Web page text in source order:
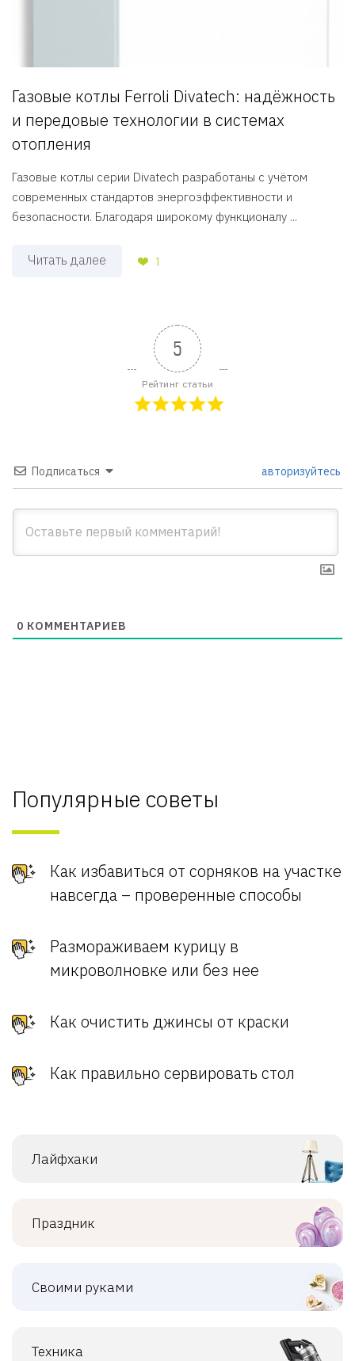
Газовые котлы Ferroli Divatech: надёжность
и передовые технологии в системах
отопления
Газовые котлы серии Divatech разработаны с учётом
современных стандартов энергоэффективности и
безопасности. Благодаря широкому функционалу ...
Читать далее 1
5
Рейтинг статьи
Подписаться авторизуйтесь
0 КОММЕНТАРИЕВ
Популярные советы
Как избавиться от сорняков на участке
навсегда – проверенные способы
Размораживаем курицу в
микроволновке или без нее
Как очистить джинсы от краски
Как правильно сервировать стол
Лайфхаки
Праздник
Своими руками
Техника